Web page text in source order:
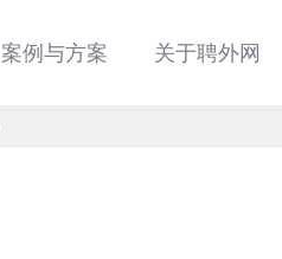
案例与方案 关于聘外网